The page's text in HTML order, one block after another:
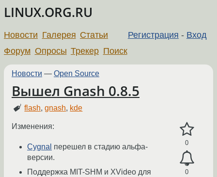
LINUX.ORG.RU
Регистрация - Вход
Новости Галерея Статьи
Форум Опросы Трекер Поиск
Новости — Open Source
Вышел Gnash 0.8.5
flash,gnash, kde
0
0
Изменения:
Cygnal перешел в стадию альфа-
версии.
Поддержка MIT-SHM и XVideo для